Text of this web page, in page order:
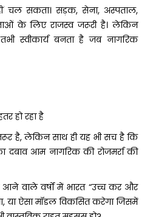
चल सकता। सड़क, सेना, अस्पताल,
के लिए राजस्व जरूरी है। लेकिन
स्वीकार्य बनता है जब नागरिक
हो रहा है
है, लेकिन साथ ही यह भी सच है कि
दबाव आम नागरिक की रोजमर्रा की
वाले वर्षों में भारत “उच्च कर और
या ऐसा मॉडल विकसित करेगा जिसमें